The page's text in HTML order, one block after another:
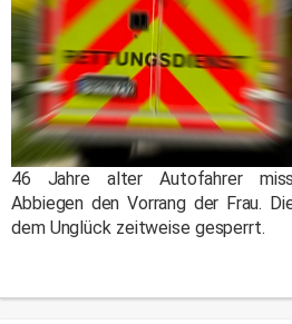
46 Jahre alter Autofahrer
Abbiegen den Vorrang der Frau.
dem Unglück zeitweise gesperrt.